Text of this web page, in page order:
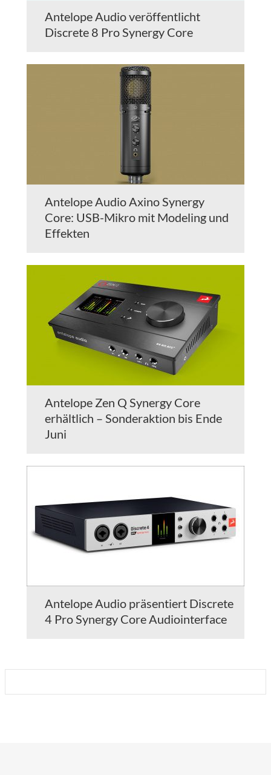
Antelope Audio veröffentlicht
Discrete 8 Pro Synergy Core
Antelope Audio Axino Synergy
Core: USB-Mikro mit Modeling und
Effekten
Antelope Zen Q Synergy Core
erhältlich – Sonderaktion bis Ende
Juni
Antelope Audio präsentiert Discrete
4 Pro Synergy Core Audiointerface